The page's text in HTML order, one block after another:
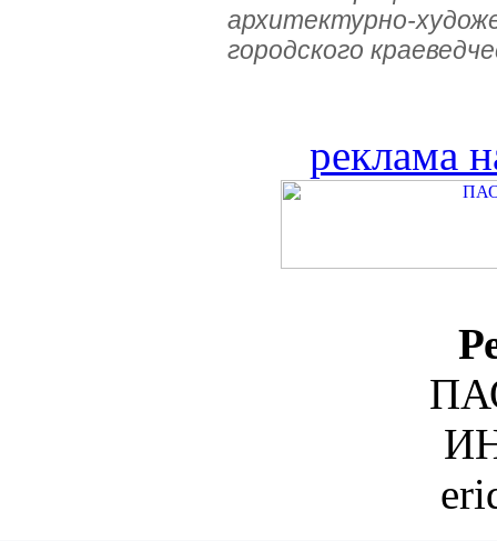
архитектурно-
городского
реклама